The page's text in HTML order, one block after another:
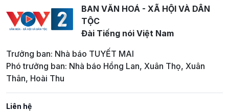
BAN VĂN HOÁ - XÃ HỘI VÀ DÂN
TỘC
Đài Tiếng nói Việt Nam
Trưởng ban: Nhà báo TUYẾT MAI
Phó trưởng ban: Nhà báo Hồng Lan, Xuân Thọ, Xuân
Thân, Hoài Thu
Liên hệ